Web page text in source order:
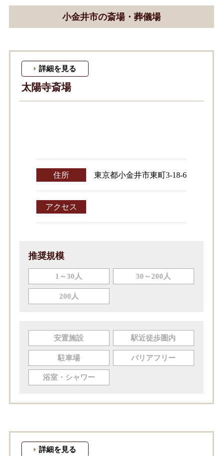
小金井市の斎場・葬儀場
太陽寺斎場
詳細を見る
住所 東京都小金井市東町3-18-6
アクセス
推奨規模
1～30人 30～200人
200人
安置施設 駅近徒歩圏内
駐車場 バリアフリー
浴室・シャワー
詳細を見る